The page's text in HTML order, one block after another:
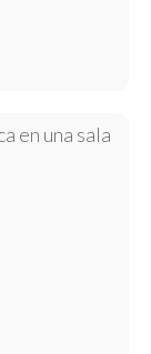
en una sala